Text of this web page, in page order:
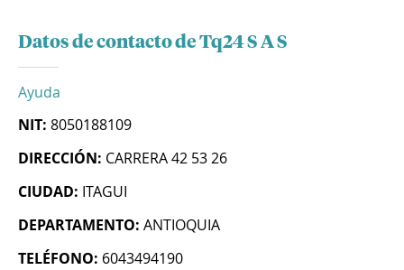
Datos de contacto de Tq24 S A S
Ayuda
NIT: 8050188109
DIRECCIÓN: CARRERA 42 53 26
CIUDAD: ITAGUI
DEPARTAMENTO: ANTIOQUIA
TELÉFONO: 6043494190